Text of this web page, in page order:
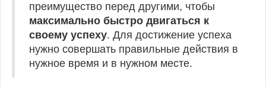
преимущество перед другими, чтобы
максимально быстро двигаться к
своему успеху. Для достижение успеха
нужно совершать правильные действия в
нужное время и в нужном месте.